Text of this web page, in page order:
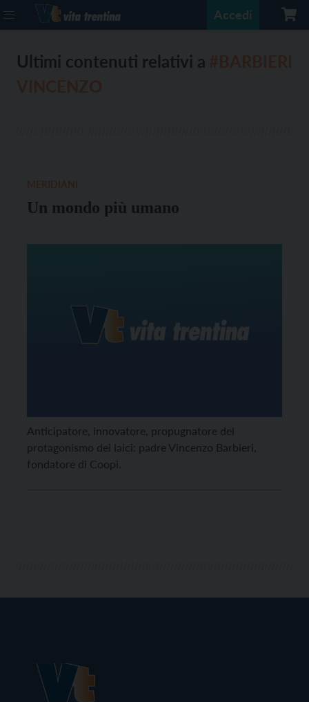
Accedi
Ultimi contenuti relativi a
Un mondo più umano
Anticipatore, innovatore, propugnatore del
protagonismo dei laici: padre Vincenzo Barbieri,
fondatore di Coopi.